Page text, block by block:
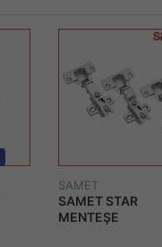
SAMET
SAMET STAR
MENTEŞE